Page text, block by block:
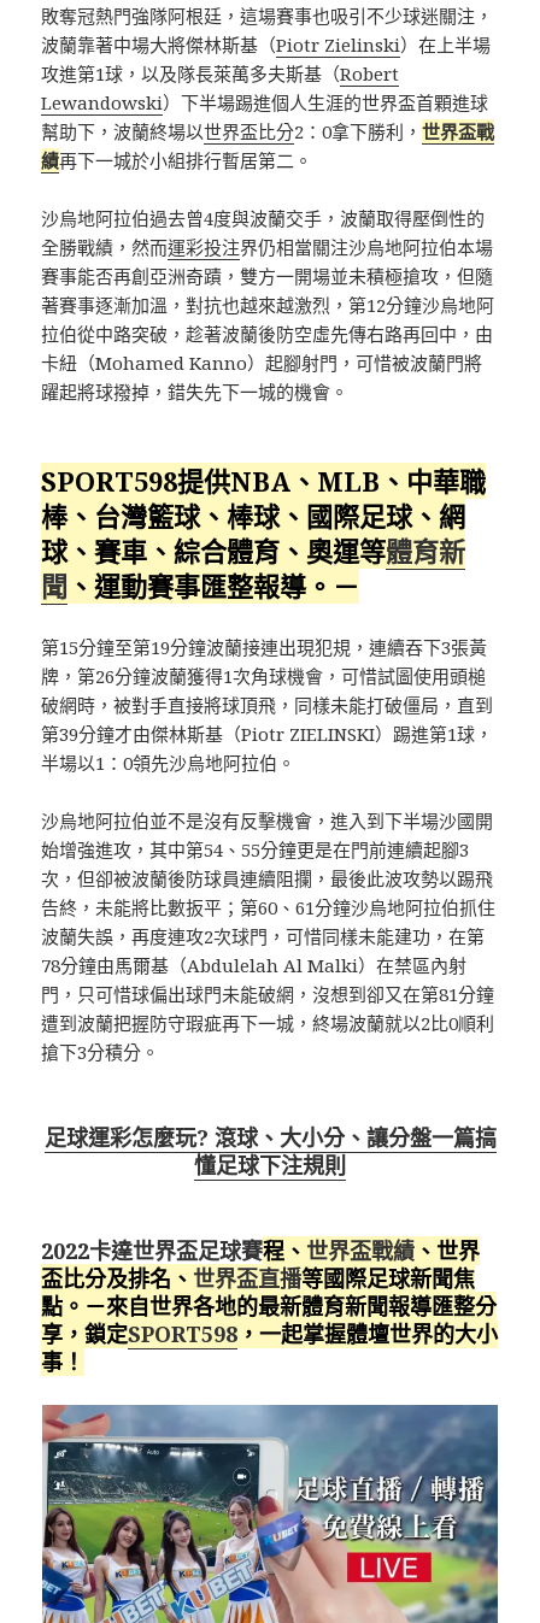
敗奪冠熱門強隊阿根廷，這場賽事也吸引不少球迷關注，
波蘭靠著中場大將傑林斯基（Piotr Zielinski）在上半場
攻進第1球，以及隊長萊萬多夫斯基（Robert
Lewandowski）下半場踢進個人生涯的世界盃首顆進球
幫助下，波蘭終場以世界盃比分2：0拿下勝利，世界盃戰
績再下一城於小組排行暫居第二。
沙烏地阿拉伯過去曾4度與波蘭交手，波蘭取得壓倒性的
全勝戰績，然而運彩投注界仍相當關注沙烏地阿拉伯本場
賽事能否再創亞洲奇蹟，雙方一開場並未積極搶攻，但隨
著賽事逐漸加溫，對抗也越來越激烈，第12分鐘沙烏地阿
拉伯從中路突破，趁著波蘭後防空虛先傳右路再回中，由
卡紐（Mohamed Kanno）起腳射門，可惜被波蘭門將
躍起將球撥掉，錯失先下一城的機會。
SPORT598提供NBA、MLB、中華職
棒、台灣籃球、棒球、國際足球、網
球、賽車、綜合體育、奧運等體育新
聞 、運動賽事匯整報導。－
第15分鐘至第19分鐘波蘭接連出現犯規，連續吞下3張黃
牌，第26分鐘波蘭獲得1次角球機會，可惜試圖使用頭槌
破網時，被對手直接將球頂飛，同樣未能打破僵局，直到
第39分鐘才由傑林斯基（Piotr ZIELINSKI）踢進第1球，
半場以1：0領先沙烏地阿拉伯。
沙烏地阿拉伯並不是沒有反擊機會，進入到下半場沙國開
始增強進攻，其中第54、55分鐘更是在門前連續起腳3
次，但卻被波蘭後防球員連續阻攔，最後此波攻勢以踢飛
告終，未能將比數扳平；第60、61分鐘沙烏地阿拉伯抓住
波蘭失誤，再度連攻2次球門，可惜同樣未能建功，在第
78分鐘由馬爾基（Abdulelah Al Malki）在禁區內射
門，只可惜球偏出球門未能破網，沒想到卻又在第81分鐘
遭到波蘭把握防守瑕疵再下一城，終場波蘭就以2比0順利
搶下3分積分。
足球運彩怎麼玩? 滾球、大小分、讓分盤一篇搞
懂足球下注規則
2022卡達世界盃足球賽程、 世界盃戰績 、世界
盃比分及排名、 世界盃直播等國際足球新聞焦
點。－來自世界各地的最新體育新聞報導匯整分
享，鎖定SPORT598 ，一起掌握體壇世界的大小
事！